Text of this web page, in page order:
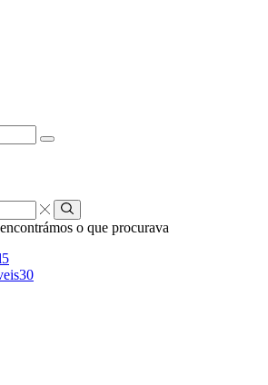
uma
categoria
o que procurava
5
30